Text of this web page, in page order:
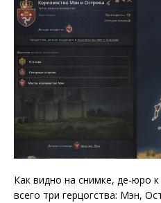
Как видно на снимке, де-юро
всего три герцогства: Мэн,